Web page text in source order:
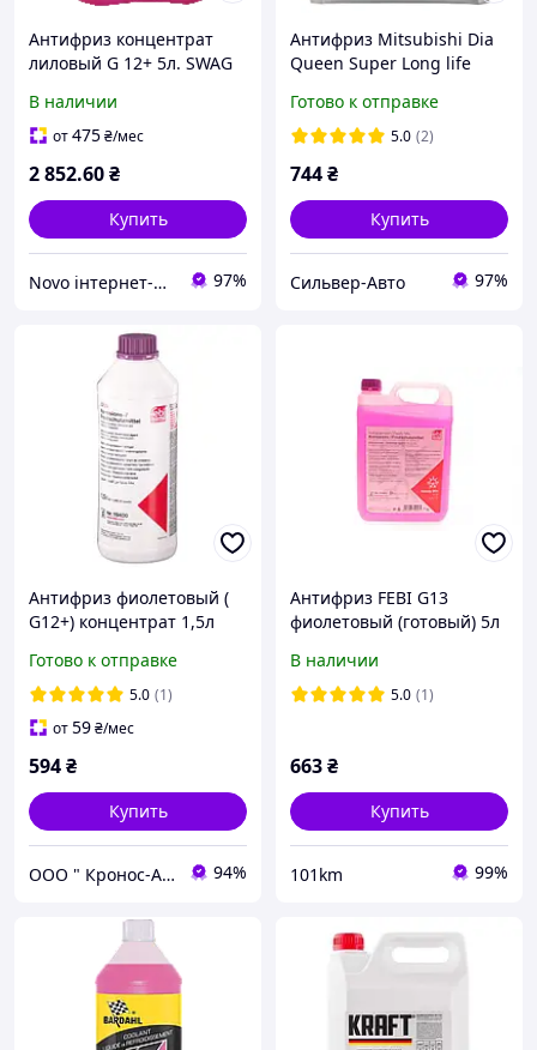
Антифриз концентрат
лиловый G 12+ 5л. SWAG
В наличии
от475₴/мес
2 852.60₴
Купить
Novo інтернет-магазин автозапчастин 97%
Антифриз Mitsubishi Dia
Queen Super Long life
концентрат) 2л
Готово к отправке
5.0 (2)
744₴
Купить
Сильвер-Авто 97%
Антифриз фиолетовый (
G12+) концентрат 1,5л
Готово к отправке
5.0 (1)
от59₴/мес
594₴
Купить
ООО " Кронос-Авто" 94%
Антифриз FEBI G13
фиолетовый (готовый) 5л
В наличии
5.0 (1)
663₴
Купить
101km 99%